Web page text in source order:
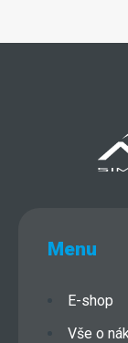
Menu
E-shop
Vše o